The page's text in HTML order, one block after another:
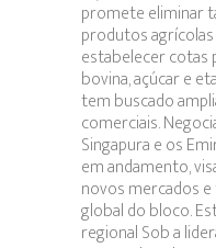
promete eliminar
produtos
estabelecer cotas
bovina, açúcar e
tem buscado
comerciais.
Singapura e os
em andamento,
novos mercados
global do bloco.
regional Sob a